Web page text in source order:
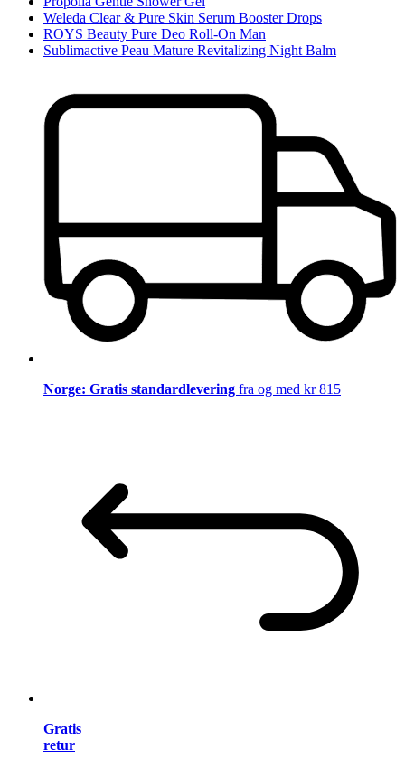
Weleda Clear & Pure Skin Serum Booster Drops
ROYS Beauty Pure Deo Roll-On Man
Sublimactive Peau Mature Revitalizing Night Balm
Norge: Gratis standardlevering fra og med kr 815
Gratis
retur